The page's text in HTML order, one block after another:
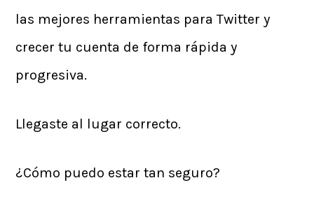
las mejores herramientas para Twitter y
crecer tu cuenta de forma rápida y
progresiva.
Llegaste al lugar correcto.
¿Cómo puedo estar tan seguro?